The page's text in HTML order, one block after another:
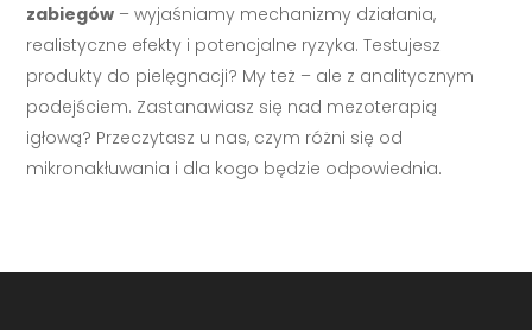
zabiegów – wyjaśniamy mechanizmy działania,
realistyczne efekty i potencjalne ryzyka. Testujesz
produkty do pielęgnacji? My też – ale z analitycznym
podejściem. Zastanawiasz się nad mezoterapią
igłową? Przeczytasz u nas, czym różni się od
mikronakłuwania i dla kogo będzie odpowiednia.